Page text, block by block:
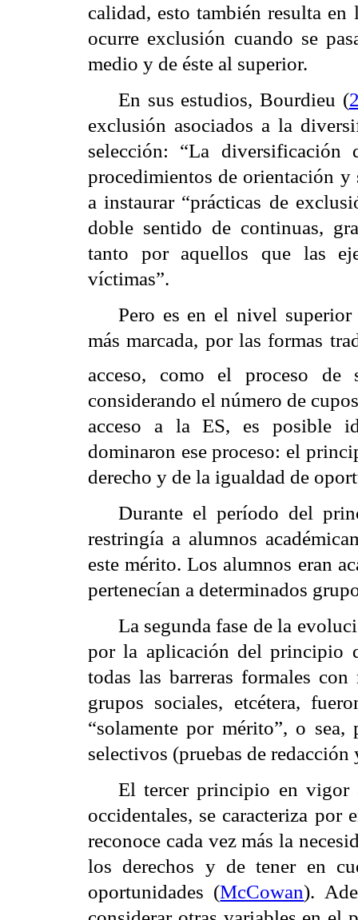
calidad, esto también resulta
ocurre exclusión cuando se
medio y de éste al superior.
En sus estudios, Bourdieu (
exclusión asociados a la
selección: “La diversificación
procedimientos de orientación y
a instaurar “prácticas de
doble sentido de continuas,
tanto por aquellos que las
víctimas”.
Pero es en el nivel
más marcada, por las formas
acceso, como el proceso de
considerando el número de
acceso a la ES, es posible
dominaron ese proceso: el
derecho y de la igualdad de
Durante el período del
restringía a alumnos
este mérito. Los alumnos eran
pertenecían a determinados
La segunda fase de la
por la aplicación del principio
todas las barreras formales
grupos sociales, etcétera,
“solamente por mérito”, o
selectivos (pruebas de
El tercer principio en vigor
occidentales, se caracteriza por
reconoce cada vez más la
los derechos y de tener en
oportunidades (McCowan).